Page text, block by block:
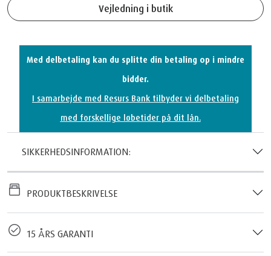
Vejledning i butik
Med delbetaling kan du splitte din betaling op i mindre
bidder.
I samarbejde med Resurs Bank tilbyder vi delbetaling
med forskellige løbetider på dit lån.
SIKKERHEDSINFORMATION:
PRODUKTBESKRIVELSE
15 ÅRS GARANTI